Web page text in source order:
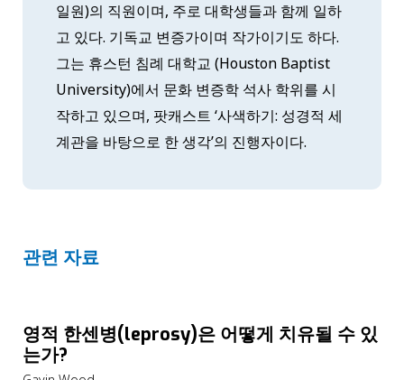
일원)의 직원이며, 주로 대학생들과 함께 일하
고 있다. 기독교 변증가이며 작가이기도 하다.
그는 휴스턴 침례 대학교 (Houston Baptist
University)에서 문화 변증학 석사 학위를 시
작하고 있으며, 팟캐스트 ‘사색하기: 성경적 세
계관을 바탕으로 한 생각’의 진행자이다.
관련 자료
영적 한센병(leprosy)은 어떻게 치유될 수 있
는가?